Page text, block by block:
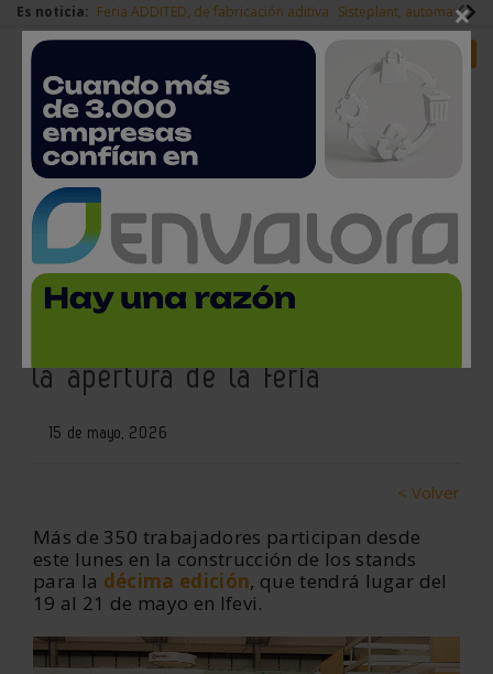
Es noticia: Feria ADDITED, de fabricación aditiva Sisteplant,
Redes Sociales Login empresas
El alcalde de Vigo, Abel
Caballero, visita el montaje de
la apertura de la feria
15 de mayo, 2026
< Volver
Más de 350 trabajadores participan desde
este lunes en la construcción de los stands
para la décima edición, que tendrá lugar del
19 al 21 de mayo en Ifevi.
×